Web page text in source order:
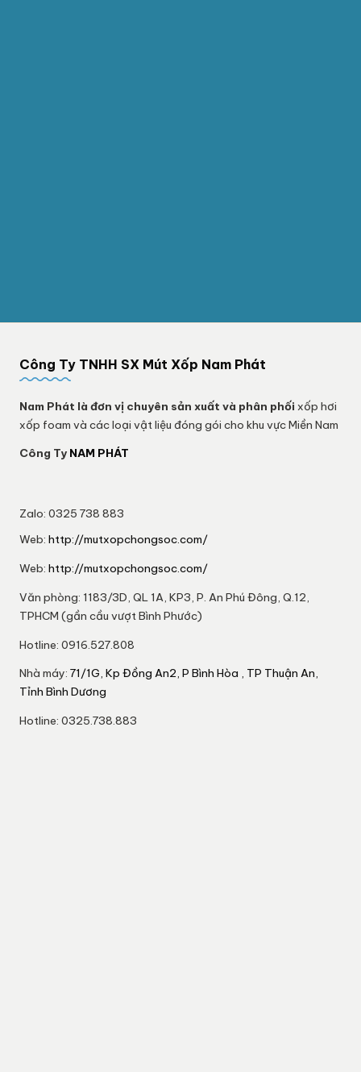
Công Ty TNHH SX Mút Xốp Nam Phát
Nam Phát là đơn vị chuyên sản xuất và phân phối xốp hơi
xốp foam và các loại vật liệu đóng gói cho khu vực Miền Nam
Công Ty NAM PHÁT
Zalo: 0325 738 883
Web: http://mutxopchongsoc.com/
Web: http://mutxopchongsoc.com/
Văn phòng: 1183/3D, QL 1A, KP3, P. An Phú Đông, Q.12,
TPHCM (gần cầu vượt Bình Phước)
Hotline: 0916.527.808
Nhà máy: 71/1G, Kp Đồng An2, P Bình Hòa , TP Thuận An,
Tỉnh Bình Dương
Hotline: 0325.738.883